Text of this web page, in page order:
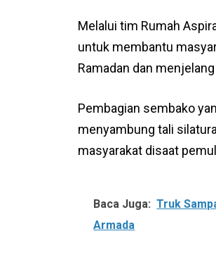
Melalui tim Rumah
untuk membantu
Ramadan dan
Pembagian sembako
menyambung tali
masyarakat disaat
Baca Juga: Truk
Armada